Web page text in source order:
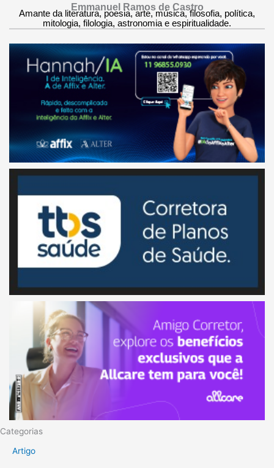
Emmanuel Ramos de Castro
Amante da literatura, poesia, arte, música, filosofia, política,
mitologia, filologia, astronomia e espiritualidade.
Categorias
Artigo